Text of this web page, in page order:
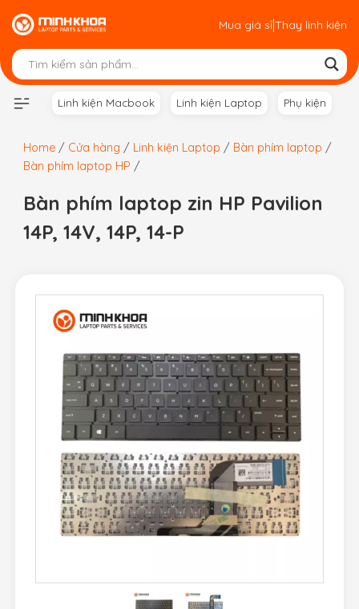
Skip
to
content
Mua giá sỉ|Thay linh kiện
Linh kiện Macbook Linh kiện Laptop Phụ kiện
Home / Cửa hàng / Linh kiện Laptop / Bàn phím laptop /
Bàn phím laptop HP /
Bàn phím laptop zin HP Pavilion
14P, 14V, 14P, 14-P